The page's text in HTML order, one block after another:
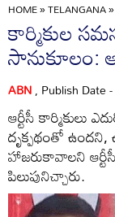
HOME»TELANGANA»
కార్మికుల
సానుకూలం:
ABN, Publish Date
ఆర్టీసీ కార్మికులు
దృక్పథంతో ఉందని,
హాజరుకావాలని
పిలుపునిచ్చారు.